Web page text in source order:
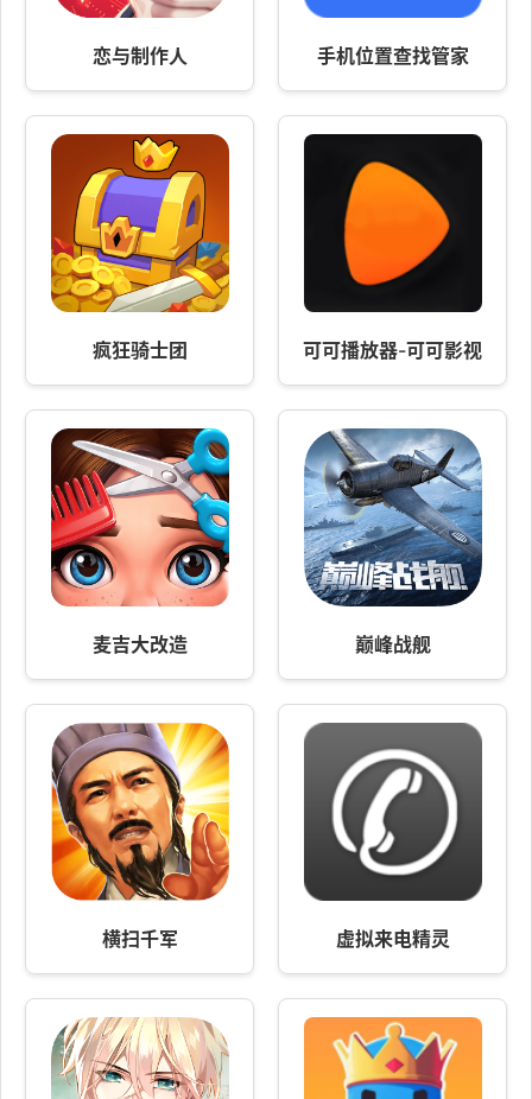
恋与制作人 手机位置查找管家
疯狂骑士团 可可播放器-可可影视
麦吉大改造 巅峰战舰
横扫千军 虚拟来电精灵